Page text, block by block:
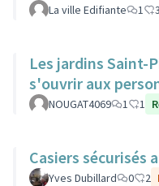
La ville Edifiante 1 3
Les jardins Saint-
s'ouvrir aux
NOUGAT4069 1 1
Casiers sécurisés
Yves Dubillard 0 2